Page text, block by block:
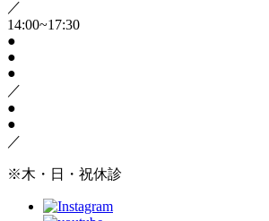
／
14:00~17:30
●
●
●
／
●
●
／
※木・日・祝休診